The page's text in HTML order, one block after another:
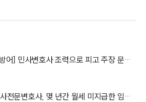
고객의 소리
통합검색
[구상금 청구 피고입장 방어] 민사변호사 조력으로 피고 주장 문제 없음을 근거로 원고 청구 기각
[건물인도소송 승소] 민사전문변호사, 몇 년간 월세 미지급한 임차인에게 밀린 월세, 부당이득금 청구